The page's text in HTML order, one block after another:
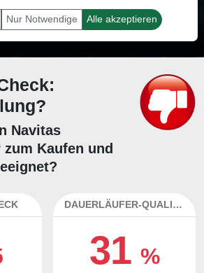
dieser Aktie erfolgreich sein.
Navitas
Kaufen und
DAUERLÄUFER-QUALITÄTEN
31%
Nur Notwendige Alle akzeptieren